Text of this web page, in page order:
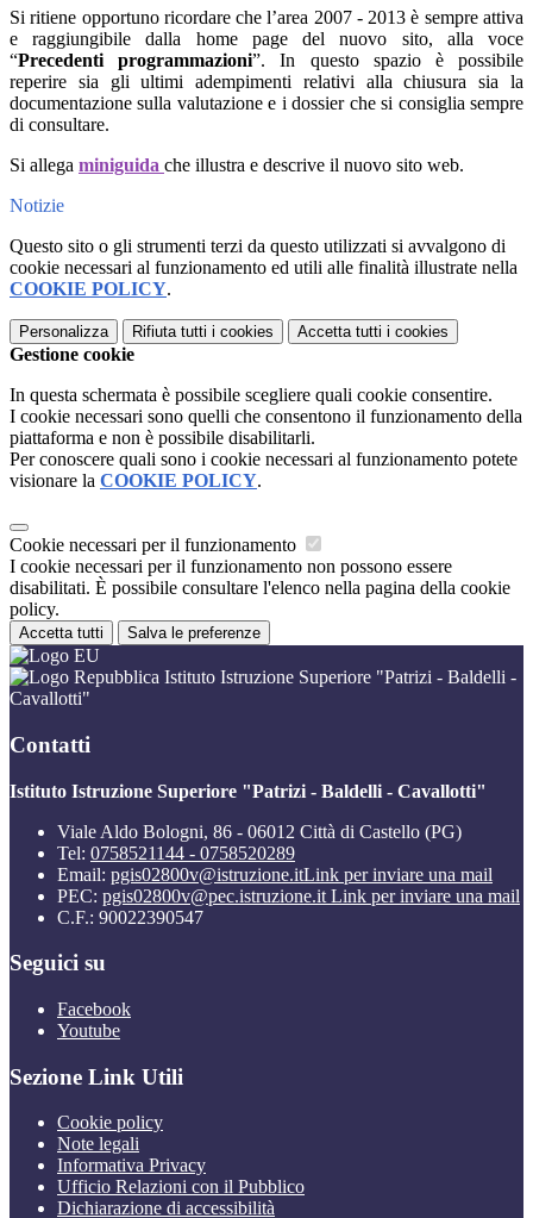
Si ritiene opportuno ricordare che l’area 2007 - 2013 è sempre attiva
e raggiungibile dalla home page del nuovo sito, alla voce
“Precedenti programmazioni”. In questo spazio è possibile
reperire sia gli ultimi adempimenti relativi alla chiusura sia la
documentazione sulla valutazione e i dossier che si consiglia sempre
di consultare.
Si allega miniguida che illustra e descrive il nuovo sito web.
Notizie
Questo sito o gli strumenti terzi da questo utilizzati si avvalgono di
cookie necessari al funzionamento ed utili alle finalità illustrate nella
COOKIE POLICY.
Personalizza Rifiuta tutti i cookies Accetta tutti i cookies
Gestione cookie
In questa schermata è possibile scegliere quali cookie consentire.
I cookie necessari sono quelli che consentono il funzionamento della
piattaforma e non è possibile disabilitarli.
Per conoscere quali sono i cookie necessari al funzionamento potete
visionare la COOKIE POLICY.
Cookie necessari per il funzionamento
I cookie necessari per il funzionamento non possono essere
disabilitati. È possibile consultare l'elenco nella pagina della cookie
policy.
Accetta tutti Salva le preferenze
Istituto Istruzione Superiore "Patrizi - Baldelli -
Cavallotti"
Contatti
Istituto Istruzione Superiore "Patrizi - Baldelli - Cavallotti"
Viale Aldo Bologni, 86 - 06012 Città di Castello (PG)
Tel: 0758521144 - 0758520289
Email: pgis02800v@istruzione.itLink per inviare una mail
PEC: pgis02800v@pec.istruzione.it Link per inviare una mail
C.F.: 90022390547
Seguici su
Facebook
Youtube
Sezione Link Utili
Cookie policy
Note legali
Informativa Privacy
Ufficio Relazioni con il Pubblico
Dichiarazione di accessibilità